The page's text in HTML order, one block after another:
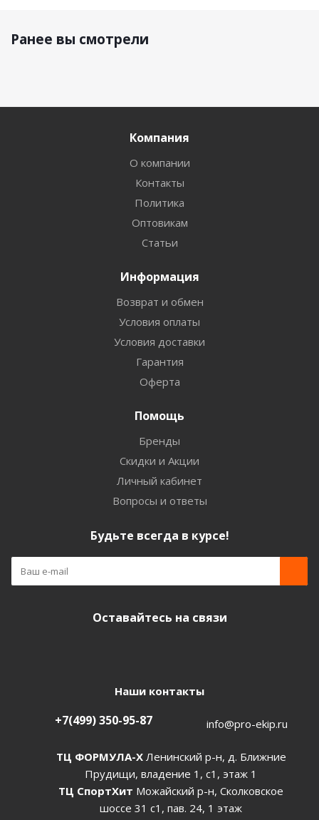
Ранее вы смотрели
Компания
О компании
Контакты
Политика
Оптовикам
Статьи
Информация
Возврат и обмен
Условия оплаты
Условия доставки
Гарантия
Оферта
Помощь
Бренды
Скидки и Акции
Личный кабинет
Вопросы и ответы
Будьте всегда в курсе!
Оставайтесь на связи
Наши контакты
+7(499) 350-95-87 info@pro-ekip.ru
ТЦ ФОРМУЛА-ХЛенинский р-н, д. Ближние
Прудищи, владение 1, с1, этаж 1
ТЦ СпортХит Можайский р-н, Сколковское
шоссе 31 с1, пав. 24, 1 этаж